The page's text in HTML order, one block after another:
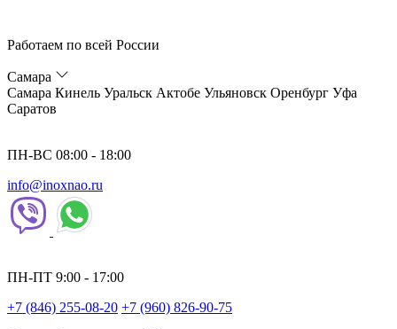
Работаем по всей России
Самара
Самара Кинель Уральск Актобе Ульяновск Оренбург Уфа
Саратов
ПН-ВС 08:00 - 18:00
info@inoxnao.ru
ПН-ПТ 9:00 - 17:00
+7 (846) 255-08-20 +7 (960) 826-90-75